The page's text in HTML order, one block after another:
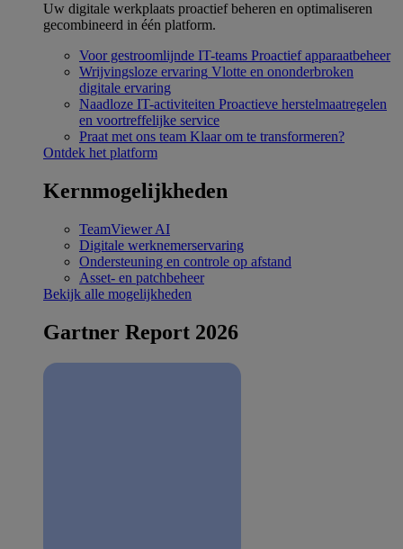
Uw digitale werkplaats proactief beheren en optimaliseren
gecombineerd in één platform.
Voor gestroomlijnde IT-teams Proactief apparaatbeheer
Wrijvingsloze ervaring Vlotte en ononderbroken
digitale ervaring
Naadloze IT-activiteiten Proactieve herstelmaatregelen
en voortreffelijke service
Praat met ons team Klaar om te transformeren?
Ontdek het platform
Kernmogelijkheden
TeamViewer AI
Digitale werknemerservaring
Ondersteuning en controle op afstand
Asset- en patchbeheer
Bekijk alle mogelijkheden
Gartner Report 2026